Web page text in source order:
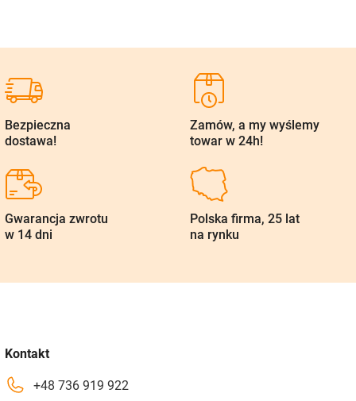
Bezpieczna
dostawa!
Zamów, a my wyślemy
towar w 24h!
Gwarancja zwrotu
w 14 dni
Polska firma, 25 lat
na rynku
Kontakt
+48 736 919 922